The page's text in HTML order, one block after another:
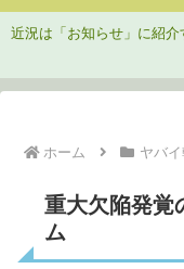
近況は「お知らせ」に紹
ホーム ヤバ
重大欠陥発覚
ム